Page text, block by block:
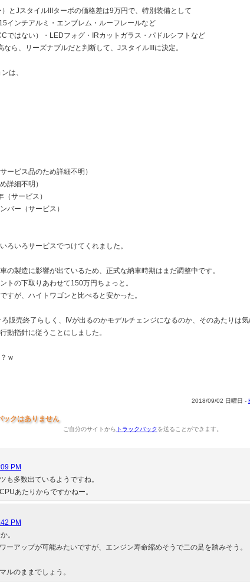
とJスタイルIIIターボの価格差は9万円で、特別装備として
インチアルミ・エンブレム・ルーフレールなど
ではない）・LEDフォグ・IRカットガラス・パドルシフトなど
ら、リーズナブルだと判断して、JスタイルIIIに決定。
は、
ービス品のため詳細不明）
詳細不明）
（サービス）
バー（サービス）
ろいろサービスでつけてくれました。
の製造に影響が出ているため、正式な納車時期はまだ調整中です。
トの下取りあわせて150万円ちょっと。
すが、ハイトワゴンと比べると安かった。
販売終了らしく、IVが出るのかモデルチェンジになるのか、そのあたりは
動指針に従うことにしました。
ｗ
2018/09/02 日曜日 -
ックはありません
ご自分のサイトから トラックバックを送ることができます。
PM
も多数出ているようですね。
あたりからですかねー。
PM
。
ーアップが可能みたいですが、エンジン寿命縮めそうで二の足を踏みそう。
ルのままでしょう。